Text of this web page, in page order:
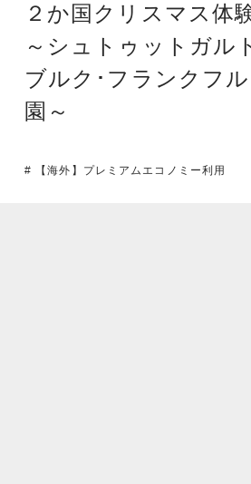
２か国クリスマス体
～シュトゥットガル
ブルク･フランクフ
園～
# 【海外】プレミアムエコノミー利用